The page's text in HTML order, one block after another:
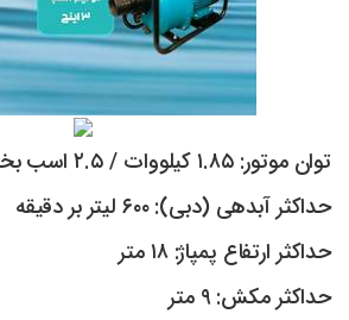
توان موتور: ۱.۸۵ کیلووات / ۲.۵ اسب بخار
حداکثر آبدهی (دبی): ۶۰۰ لیتر بر دقیقه
حداکثر ارتفاع پمپاژ: ۱۸ متر
حداکثر مکش: ۹ متر